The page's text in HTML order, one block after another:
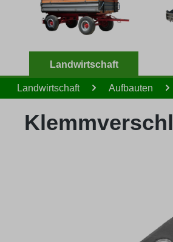
Landwirtschaft
Landwirtschaft Aufbauten